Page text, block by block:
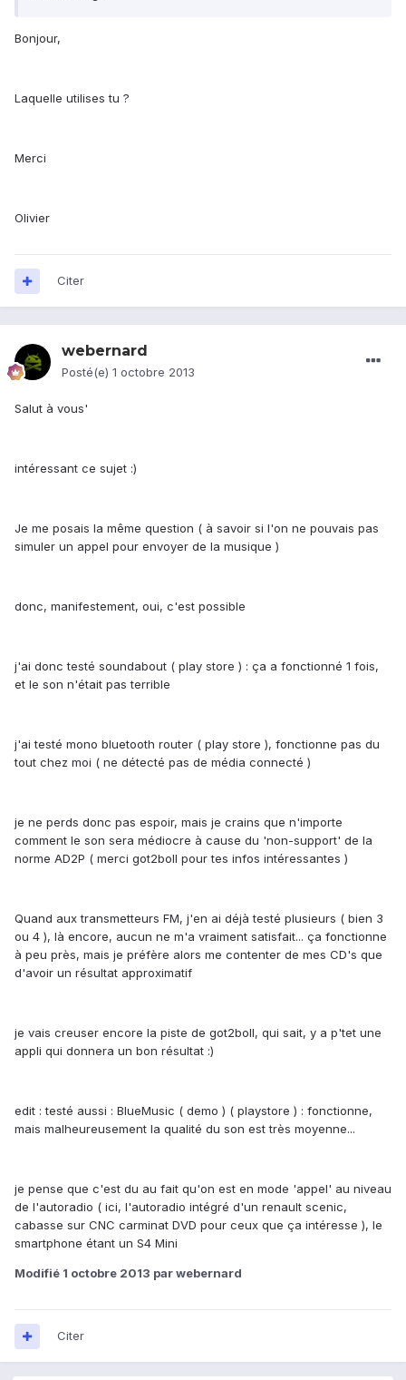
Bonjour,
Laquelle utilises tu ?
Merci
Olivier
Citer
webernard
Posté(e) 1 octobre 2013
Salut à vous'
intéressant ce sujet :)
Je me posais la même question ( à savoir si l'on ne pouvais pas
simuler un appel pour envoyer de la musique )
donc, manifestement, oui, c'est possible
j'ai donc testé soundabout ( play store ) : ça a fonctionné 1 fois,
et le son n'était pas terrible
j'ai testé mono bluetooth router ( play store ), fonctionne pas du
tout chez moi ( ne détecté pas de média connecté )
je ne perds donc pas espoir, mais je crains que n'importe
comment le son sera médiocre à cause du 'non-support' de la
norme AD2P ( merci got2boll pour tes infos intéressantes )
Quand aux transmetteurs FM, j'en ai déjà testé plusieurs ( bien 3
ou 4 ), là encore, aucun ne m'a vraiment satisfait... ça fonctionne
à peu près, mais je préfère alors me contenter de mes CD's que
d'avoir un résultat approximatif
je vais creuser encore la piste de got2boll, qui sait, y a p'tet une
appli qui donnera un bon résultat :)
edit : testé aussi : BlueMusic ( demo ) ( playstore ) : fonctionne,
mais malheureusement la qualité du son est très moyenne...
je pense que c'est du au fait qu'on est en mode 'appel' au niveau
de l'autoradio ( ici, l'autoradio intégré d'un renault scenic,
cabasse sur CNC carminat DVD pour ceux que ça intéresse ), le
smartphone étant un S4 Mini
Modifié 1 octobre 2013 par webernard
Citer